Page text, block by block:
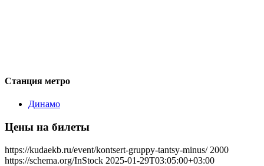
Станция метро
Динамо
Цены на билеты
https://kudaekb.ru/event/kontsert-gruppy-tantsy-minus/ 2000
https://schema.org/InStock 2025-01-29T03:05:00+03:00